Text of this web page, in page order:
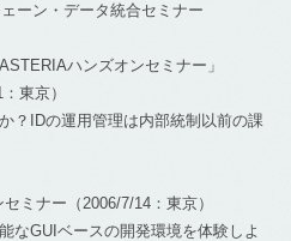
ーン・データ統合セミナー
ハンズオンセミナー」
東京）
？IDの運用管理は内部統制以前の課
ミナー（2006/7/14：東京）
なGUIベースの開発環境を体験しよ